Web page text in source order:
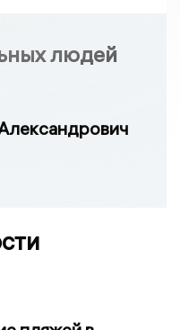
людей